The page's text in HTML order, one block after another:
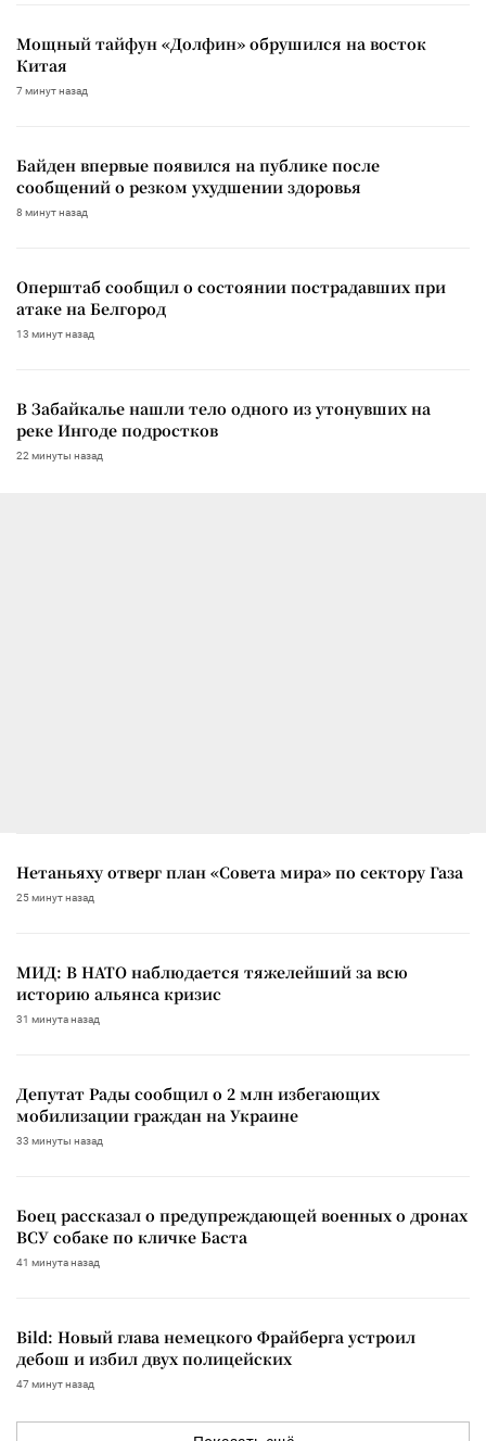
Мощный тайфун «Долфин» обрушился на восток
Китая
7 минут назад
Байден впервые появился на публике после
сообщений о резком ухудшении здоровья
8 минут назад
Оперштаб сообщил о состоянии пострадавших при
атаке на Белгород
13 минут назад
В Забайкалье нашли тело одного из утонувших на
реке Ингоде подростков
22 минуты назад
Нетаньяху отверг план «Совета мира» по сектору Газа
25 минут назад
МИД: В НАТО наблюдается тяжелейший за всю
историю альянса кризис
31 минута назад
Депутат Рады сообщил о 2 млн избегающих
мобилизации граждан на Украине
33 минуты назад
Боец рассказал о предупреждающей военных о дронах
ВСУ собаке по кличке Баста
41 минута назад
Bild: Новый глава немецкого Фрайберга устроил
дебош и избил двух полицейских
47 минут назад